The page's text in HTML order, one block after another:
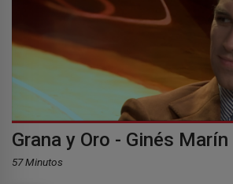
Grana y Oro - Ginés Marín
57 Minutos